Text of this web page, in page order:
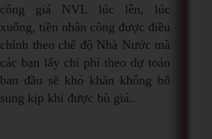
công giá NVL lúc lên, lúc
xuống, tiền nhân công được điều
chỉnh theo chế độ Nhà Nước mà
các bạn lấy chi phí theo dự toán
ban đầu sẽ khó khăn không bổ
sung kịp khi được bù giá..